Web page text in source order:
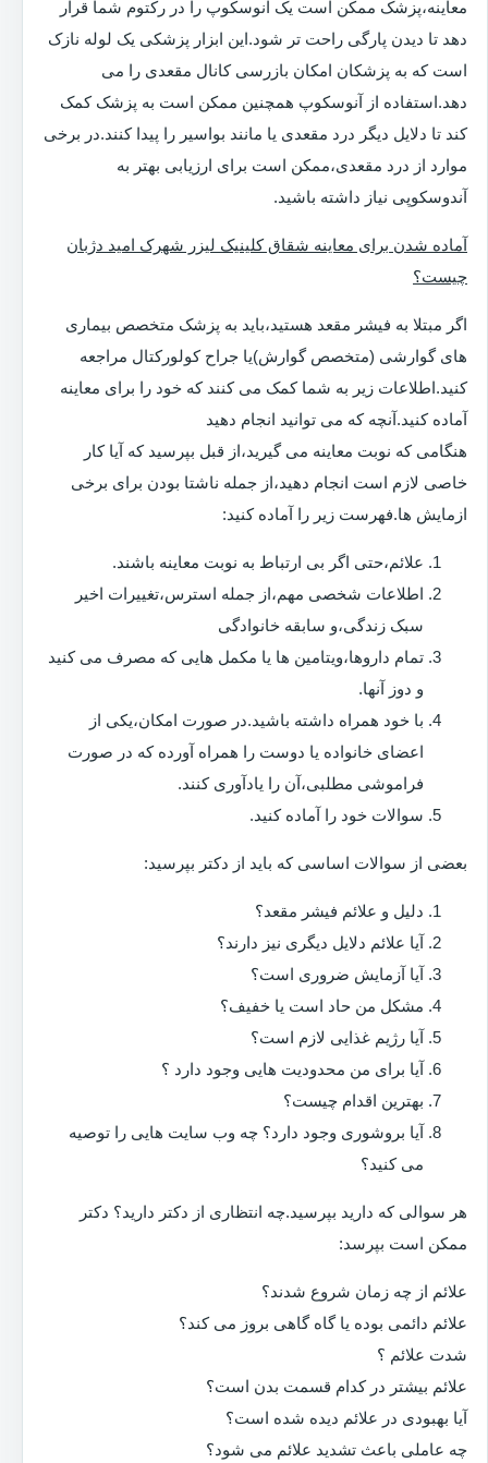
معاینه،پزشک ممکن است یک آنوسکوپ را در رکتوم شما قرار
دهد تا دیدن پارگی راحت تر شود.این ابزار پزشکی یک لوله نازک
است که به پزشکان امکان بازرسی کانال مقعدی را می
دهد.استفاده از آنوسکوپ همچنین ممکن است به پزشک کمک
کند تا دلایل دیگر درد مقعدی یا مانند بواسیر را پیدا کنند.در برخی
موارد از درد مقعدی،ممکن است برای ارزیابی بهتر به
آندوسکوپی نیاز داشته باشید.
آماده شدن برای معاینه شقاق کلینیک لیزر شهرک امید دژبان
چیست؟
اگر مبتلا به فیشر مقعد هستید،باید به پزشک متخصص بیماری
های گوارشی (متخصص گوارش)یا جراح کولورکتال مراجعه
کنید.اطلاعات زیر به شما کمک می کنند که خود را برای معاینه
آماده کنید.آنچه که می توانید انجام دهید
هنگامی که نوبت معاینه می گیرید،از قبل بپرسید که آیا کار
خاصی لازم است انجام دهید،از جمله ناشتا بودن برای برخی
ازمایش ها.فهرست زیر را آماده کنید:
علائم،حتی اگر بی ارتباط به نوبت معاینه باشند.
اطلاعات شخصی مهم،از جمله استرس،تغییرات اخیر
سبک زندگی،و سابقه خانوادگی
تمام داروها،ویتامین ها یا مکمل هایی که مصرف می کنید
و دوز آنها.
با خود همراه داشته باشید.در صورت امکان،یکی از
اعضای خانواده یا دوست را همراه آورده که در صورت
فراموشی مطلبی،آن را یادآوری کنند.
سوالات خود را آماده کنید.
بعضی از سوالات اساسی که باید از دکتر بپرسید:
دلیل و علائم فیشر مقعد؟
آیا علائم دلایل دیگری نیز دارند؟
آیا آزمایش ضروری است؟
مشکل من حاد است یا خفیف؟
آیا رژیم غذایی لازم است؟
آیا برای من محدودیت هایی وجود دارد ؟
بهترین اقدام چیست؟
آیا بروشوری وجود دارد؟ چه وب سایت هایی را توصیه
می کنید؟
هر سوالی که دارید بپرسید.چه انتظاری از دکتر دارید؟ دکتر
ممکن است بپرسد:
علائم از چه زمان شروع شدند؟
علائم دائمی بوده یا گاه گاهی بروز می کند؟
شدت علائم ؟
علائم بیشتر در کدام قسمت بدن است؟
آیا بهبودی در علائم دیده شده است؟
چه عاملی باعث تشدید علائم می شود؟